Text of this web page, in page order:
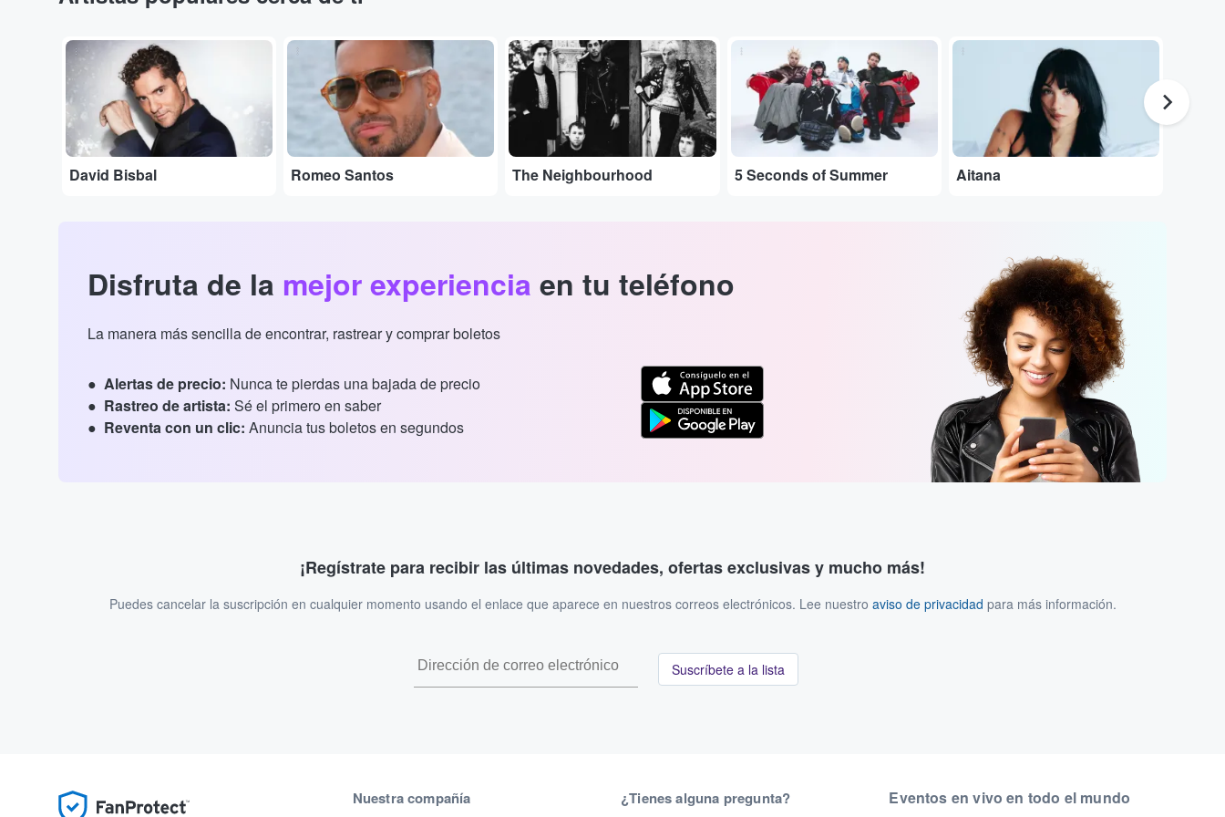
...
David Bisbal Romeo Santos
...
The Neighbourhood 5 Seconds of Summer Aitana
Disfruta de la mejor experiencia en tu teléfono
La manera más sencilla de encontrar, rastrear y comprar boletos
Alertas de precio: Nunca te pierdas una bajada de precio
Rastreo de artista: Sé el primero en saber
Reventa con un clic: Anuncia tus boletos en segundos
¡Regístrate para recibir las últimas novedades, ofertas exclusivas y mucho más!
Puedes cancelar la suscripción en cualquier momento usando el enlace que aparece en nuestros correos electrónicos. Lee nuestro aviso de privacidad para más información.
Suscríbete a la lista
Nuestra compañía ¿Tienes alguna pregunta? Eventos en vivo en todo el mundo